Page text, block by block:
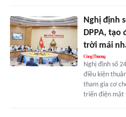
Nghị định
DPPA,
trời mái
Nghị định số
điều kiện
tham gia cơ
triển điện mặt